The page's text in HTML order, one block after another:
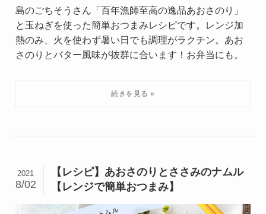
島のごちそうさん「百年漁師至高の逸品あおさのり」
と玉ねぎを使った簡単おつまみレシピです。レンジ加
熱のみ、火を使わず暑い日でも調理がラクチン。あお
さのりとバター風味が抜群に合います！お弁当にも。
【レシピ】あおさのりとささみのナムル
【レンジで簡単おつまみ】
2021
8/02